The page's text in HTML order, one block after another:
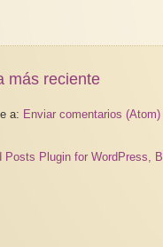
más reciente
a: Enviar comentarios (Atom)